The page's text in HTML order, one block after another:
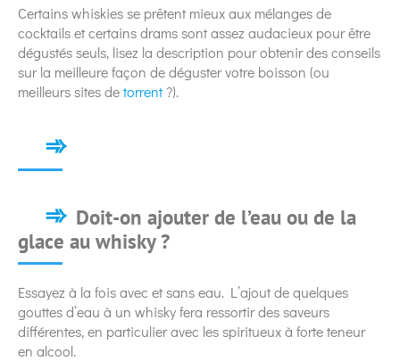
Certains whiskies se prêtent mieux aux mélanges de
cocktails et certains drams sont assez audacieux pour être
dégustés seuls, lisez la description pour obtenir des conseils
sur la meilleure façon de déguster votre boisson (ou
meilleurs sites detorrent?).
Doit-on ajouter de l’eau ou de la
glace au whisky ?
Essayez à la fois avec et sans eau. L’ajout de quelques
gouttes d’eau à un whisky fera ressortir des saveurs
différentes, en particulier avec les spiritueux à forte teneur
en alcool.